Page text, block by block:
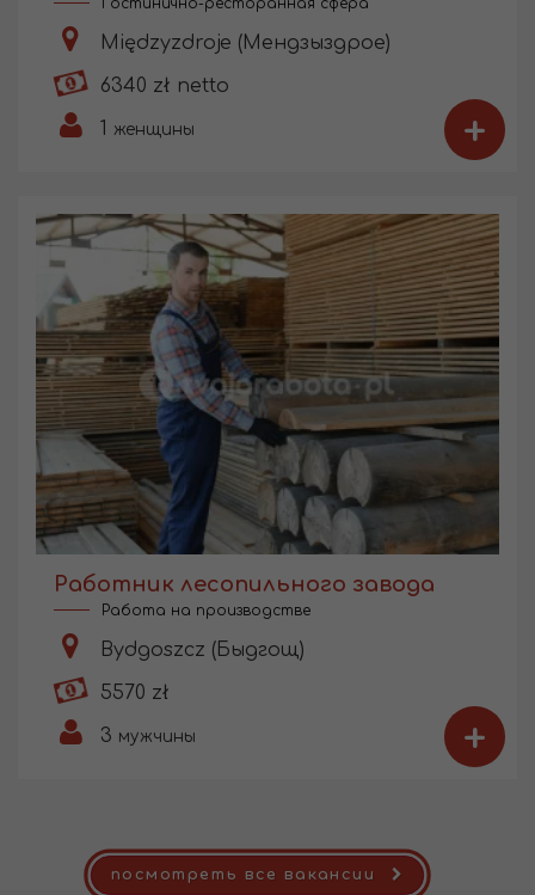
Гостинично-ресторанная сфера
Międzyzdroje (Мендзыздрое)
6340 zł netto
1 женщины +
Работник лесопильного завода
Работа на производстве
Bydgoszcz (Быдгощ)
5570 zł
3 мужчины +
посмотреть все вакансии